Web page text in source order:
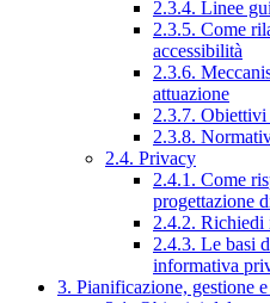
2.3.4. Linee
2.3.5. Come
accessibilità
2.3.6.
attuazione
2.3.7. Obiettivi
2.3.8.
2.4. Privacy
2.4.1. Come
progettazione
2.4.2. Richiedi
2.4.3. Le basi
informativa
3. Pianificazione, gestione e